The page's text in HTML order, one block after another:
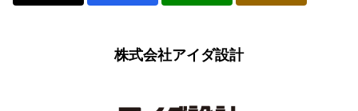
株式会社アイダ設計